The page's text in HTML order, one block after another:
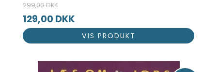
299,00 DKK
129,00 DKK
VIS PRODUKT